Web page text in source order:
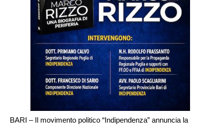
BARI – Il movimento politico “Indipendenza” annuncia la